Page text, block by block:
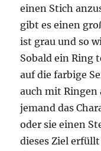
einen Stich
gibt es einen
ist grau und so
Sobald ein Ring
auf die farbige
auch mit Ringen
jemand das
oder sie einen
dieses Ziel